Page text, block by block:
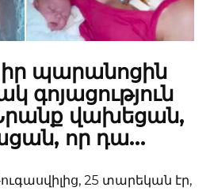
իր պարանոցին
գոյացություն
վախեցան,
որ դա…
25 տարեկան էր,